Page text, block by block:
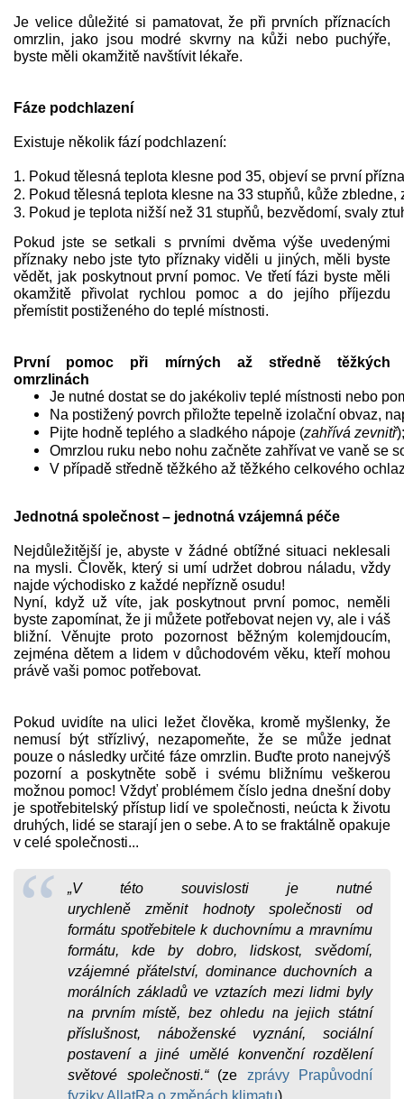
Je velice důležité si pamatovat, že při prvních příznacích
omrzlin, jako jsou modré skvrny na kůži nebo puchýře,
byste měli okamžitě navštívit lékaře.
Fáze podchlazení
Existuje několik fází podchlazení:
1. Pokud tělesná teplota klesne pod 35, objeví se první
2. Pokud tělesná teplota klesne na 33 stupňů, kůže
3. Pokud je teplota nižší než 31 stupňů, bezvědomí, svaly
Pokud jste se setkali s prvními dvěma výše uvedenými
příznaky nebo jste tyto příznaky viděli u jiných, měli byste
vědět, jak poskytnout první pomoc. Ve třetí fázi byste měli
okamžitě přivolat rychlou pomoc a do jejího příjezdu
přemístit postiženého do teplé místnosti.
První pomoc při mírných až středně těžkých
omrzlinách
Je nutné dostat se do jakékoliv teplé místnosti nebo
Na postižený povrch přiložte tepelně izolační obvaz,
Pijte hodně teplého a sladkého nápoje (zahřívá zevnitř);
Omrzlou ruku nebo nohu začněte zahřívat ve vaně se
V případě středně těžkého až těžkého celkového
Jednotná společnost – jednotná vzájemná péče
Nejdůležitější je, abyste v žádné obtížné situaci neklesali
na mysli. Člověk, který si umí udržet dobrou náladu, vždy
najde východisko z každé nepřízně osudu!
Nyní, když už víte, jak poskytnout první pomoc, neměli
byste zapomínat, že ji můžete potřebovat nejen vy, ale i váš
bližní. Věnujte proto pozornost běžným kolemjdoucím,
zejména dětem a lidem v důchodovém věku, kteří mohou
právě vaši pomoc potřebovat.
Pokud uvidíte na ulici ležet člověka, kromě myšlenky, že
nemusí být střízlivý, nezapomeňte, že se může jednat
pouze o následky určité fáze omrzlin. Buďte proto nanejvýš
pozorní a poskytněte sobě i svému bližnímu veškerou
možnou pomoc! Vždyť problémem číslo jedna dnešní doby
je spotřebitelský přístup lidí ve společnosti, neúcta k životu
druhých, lidé se starají jen o sebe. A to se fraktálně opakuje
v celé společnosti...
„V této souvislosti je nutné
urychleně změnit hodnoty společnosti od
formátu spotřebitele k duchovnímu a mravnímu
formátu, kde by dobro, lidskost, svědomí,
vzájemné přátelství, dominance duchovních a
morálních základů ve vztazích mezi lidmi byly
na prvním místě, bez ohledu na jejich státní
příslušnost, náboženské vyznání, sociální
postavení a jiné umělé konvenční rozdělení
světové společnosti.“(ze zprávy Prapůvodní
fyziky AllatRa o změnách klimatu).